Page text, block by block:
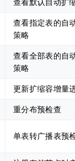
查看默认自动扩
查看指定表的自
策略
查看全部表的自
策略
更新扩缩容增量
重分布预检查
单表转广播表预